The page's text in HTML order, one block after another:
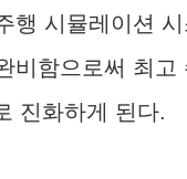
행 시뮬레이션
비함으로써 최고
진화하게 된다.